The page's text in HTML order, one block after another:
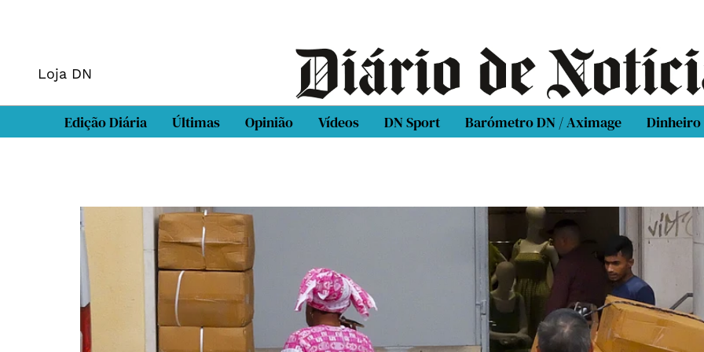
Loja DN
Edição Diária Últimas Opinião Vídeos DN Sport Barómetro DN / Aximage Dinheiro